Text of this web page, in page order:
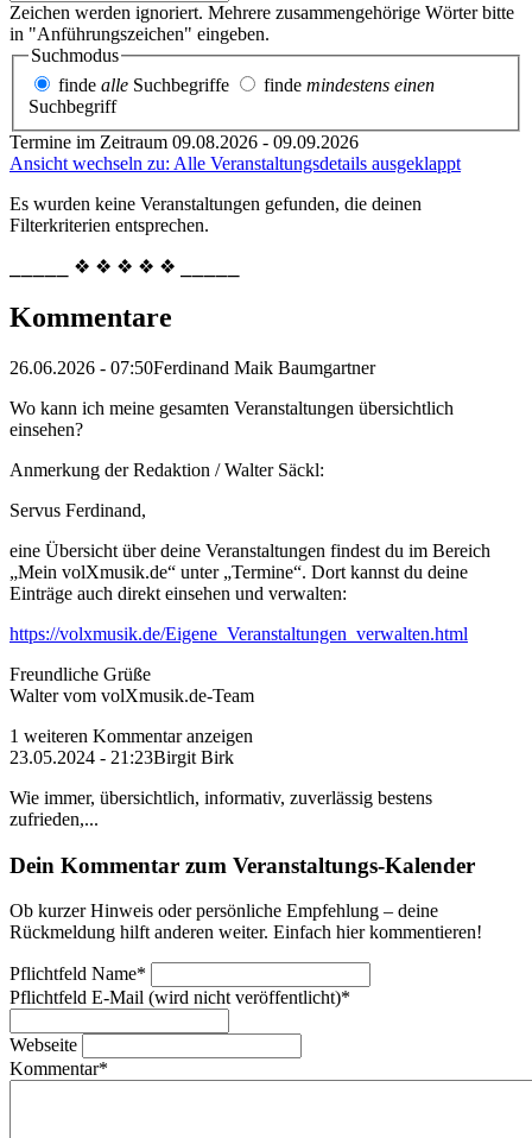
Zeichen werden ignoriert. Mehrere zusammengehörige Wörter bitte
in "Anführungszeichen" eingeben.
Suchmodus
finde alle Suchbegriffe finde mindestens einen
Suchbegriff
Termine im Zeitraum 09.08.2026 - 09.09.2026
Ansicht wechseln zu: Alle Veranstaltungsdetails ausgeklappt
Es wurden keine Veranstaltungen gefunden, die deinen
Filterkriterien entsprechen.
⎯⎯⎯⎯⎯ ❖ ❖ ❖ ❖ ❖ ⎯⎯⎯⎯⎯
Kommentare
26.06.2026 - 07:50Ferdinand Maik Baumgartner
Wo kann ich meine gesamten Veranstaltungen übersichtlich
einsehen?
Anmerkung der Redaktion /Walter Säckl:
Servus Ferdinand,
eine Übersicht über deine Veranstaltungen findest du im Bereich
„Mein volXmusik.de“ unter „Termine“. Dort kannst du deine
Einträge auch direkt einsehen und verwalten:
https://volxmusik.de/Eigene_Veranstaltungen_verwalten.html
Freundliche Grüße
Walter vom volXmusik.de-Team
1 weiteren Kommentar anzeigen
23.05.2024 - 21:23Birgit Birk
Wie immer, übersichtlich, informativ, zuverlässig bestens
zufrieden,...
Dein Kommentar zum Veranstaltungs-Kalender
Ob kurzer Hinweis oder persönliche Empfehlung – deine
Rückmeldung hilft anderen weiter. Einfach hier kommentieren!
Pflichtfeld Name*
Pflichtfeld E-Mail (wird nicht veröffentlicht)*
Webseite
Kommentar*